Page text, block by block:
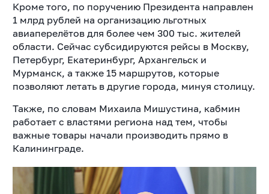
Кроме того, по поручению Президента направлен
1 млрд рублей на организацию льготных
авиаперелётов для более чем 300 тыс. жителей
области. Сейчас субсидируются рейсы в Москву,
Петербург, Екатеринбург, Архангельск и
Мурманск, а также 15 маршрутов, которые
позволяют летать в другие города, минуя столицу.
Также, по словам Михаила Мишустина, кабмин
работает с властями региона над тем, чтобы
важные товары начали производить прямо в
Калининграде.